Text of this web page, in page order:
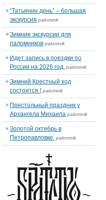
“Татьянин день” – большая
экскурсия palomnik
Зимние экскурсии для
паломников palomnik
Идет запись в поездки по
России на 2026 год. palomnik
Зимний Крестный ход
состоится ! palomnik
Престольный праздник у
Архангела Михаила palomnik
Золотой октябрь в
Петропавловке. palomnik